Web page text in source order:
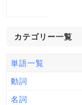
カテゴリー一覧
単語一覧
動詞
名詞